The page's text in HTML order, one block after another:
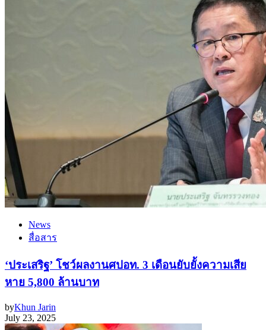
News
สื่อสาร
‘ประเสริฐ’ โชว์ผลงานศปอท. 3 เดือนยับยั้งความเสีย
หาย 5,800 ล้านบาท
byKhun Jarin
July 23, 2025